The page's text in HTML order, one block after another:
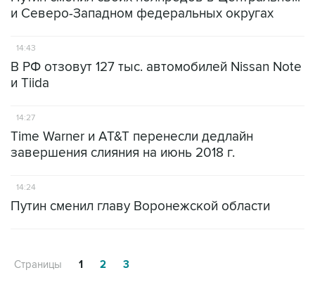
и Северо-Западном федеральных округах
14:43
В РФ отзовут 127 тыс. автомобилей Nissan Note
и Tiida
14:27
Time Warner и AT&T перенесли дедлайн
завершения слияния на июнь 2018 г.
14:24
Путин сменил главу Воронежской области
Страницы 1 2 3